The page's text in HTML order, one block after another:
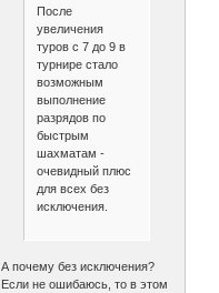
После
увеличения
туров с 7 до 9 в
турнире стало
возможным
выполнение
разрядов по
быстрым
шахматам -
очевидный плюс
для всех без
исключения.
А почему без исключения?
Если не ошибаюсь, то в этом